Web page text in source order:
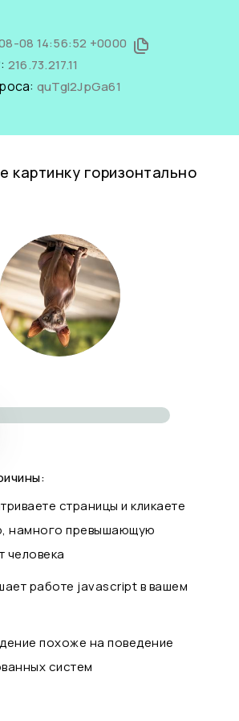
08 14:56:52 +0000
216.73.217.11
quTgI2JpGa61
картинку горизонтально
страницы и кликаете
намного превышающую
работе javascript в вашем
похоже на поведение
систем